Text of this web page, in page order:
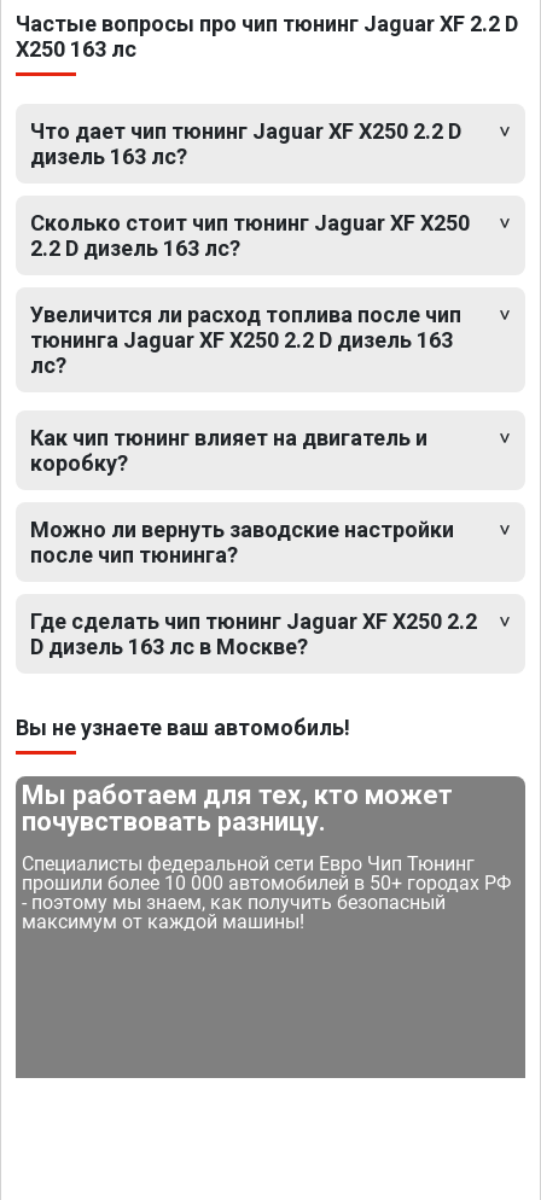
Частые вопросы про чип тюнинг Jaguar XF 2.2 D
X250 163 лс
Что дает чип тюнинг Jaguar XF X250 2.2 D
дизель 163 лс?
Сколько стоит чип тюнинг Jaguar XF X250
2.2 D дизель 163 лс?
Увеличится ли расход топлива после чип
тюнинга Jaguar XF X250 2.2 D дизель 163
лс?
Как чип тюнинг влияет на двигатель и
коробку?
Можно ли вернуть заводские настройки
после чип тюнинга?
Где сделать чип тюнинг Jaguar XF X250 2.2
D дизель 163 лс в Москве?
Вы не узнаете ваш автомобиль!
Мы работаем для тех, кто может
почувствовать разницу.
Специалисты федеральной сети Евро Чип Тюнинг
прошили более 10 000 автомобилей в 50+ городах РФ
- поэтому мы знаем, как получить безопасный
максимум от каждой машины!